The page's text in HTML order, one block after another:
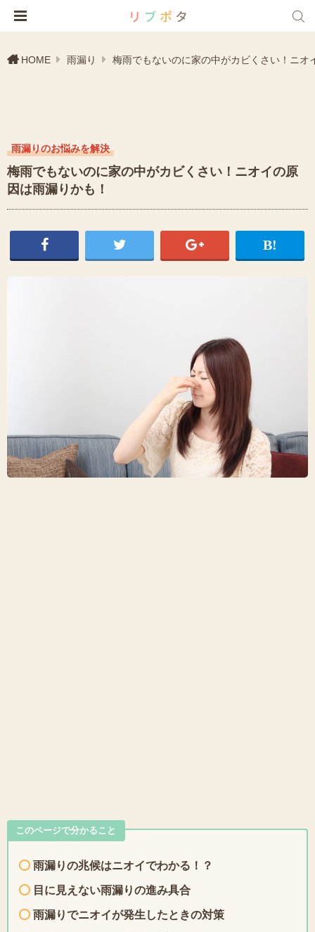
HOME 雨漏り 梅雨でもないのに家の中がカビくさい！ニオ
雨漏りのお悩みを解決
梅雨でもないのに家の中がカビくさい！ニオイの原
因は雨漏りかも！
このページで分かること
雨漏りの兆候はニオイでわかる！？
目に見えない雨漏りの進み具合
雨漏りでニオイが発生したときの対策